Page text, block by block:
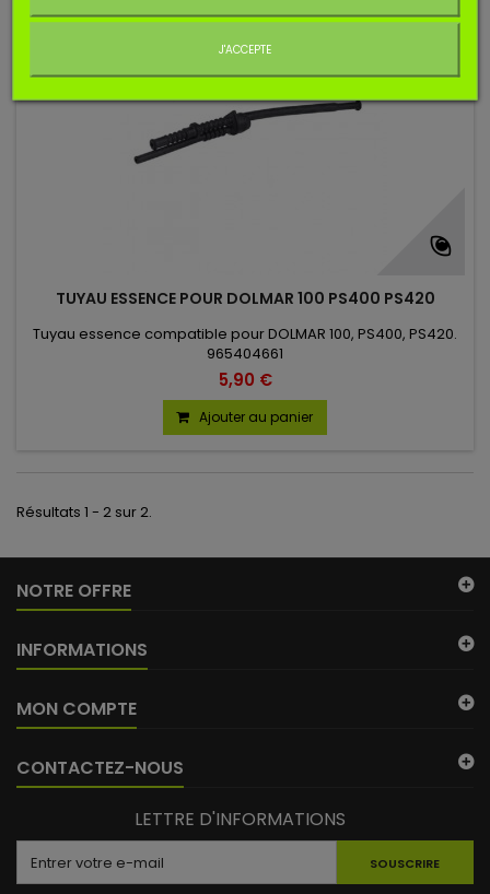
(3 avis)
TUYAU ESSENCE POUR DOLMAR 100 PS400 PS420
Tuyau essence compatible pour DOLMAR 100, PS400, PS420.
965404661
5,90 €
Ajouter au panier
Résultats 1 - 2 sur 2.
NOTRE OFFRE
INFORMATIONS
MON COMPTE
CONTACTEZ-NOUS
LETTRE D'INFORMATIONS
SOUSCRIRE
J'ACCEPTE